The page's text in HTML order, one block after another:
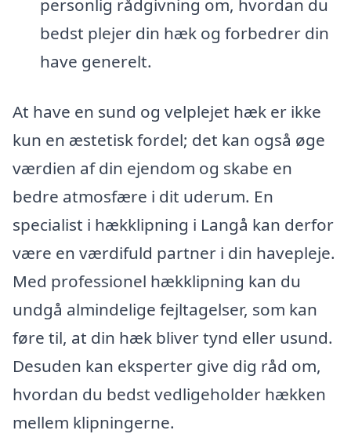
personlig rådgivning om, hvordan du
bedst plejer din hæk og forbedrer din
have generelt.
At have en sund og velplejet hæk er ikke
kun en æstetisk fordel; det kan også øge
værdien af din ejendom og skabe en
bedre atmosfære i dit uderum. En
specialist i hækklipning i Langå kan derfor
være en værdifuld partner i din havepleje.
Med professionel hækklipning kan du
undgå almindelige fejltagelser, som kan
føre til, at din hæk bliver tynd eller usund.
Desuden kan eksperter give dig råd om,
hvordan du bedst vedligeholder hækken
mellem klipningerne.